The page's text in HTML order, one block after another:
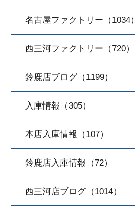
名古屋ファクトリー（1034）
西三河ファクトリー（720）
鈴鹿店ブログ（1199）
入庫情報（305）
本店入庫情報（107）
鈴鹿店入庫情報（72）
西三河店ブログ（1014）